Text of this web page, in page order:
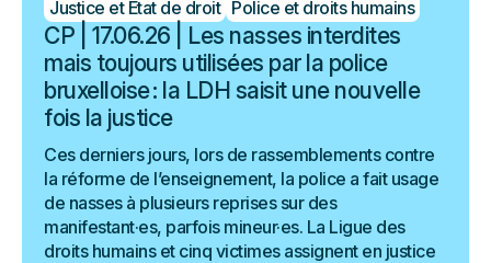
Justice et Etat de droit Police et droits humains
CP | 17.06.26 | Les nasses interdites
mais toujours utilisées par la police
bruxelloise : la LDH saisit une nouvelle
fois la justice
Ces derniers jours, lors de rassemblements contre
la réforme de l’enseignement, la police a fait usage
de nasses à plusieurs reprises sur des
manifestant·es, parfois mineur·es. La Ligue des
droits humains et cinq victimes assignent en justice